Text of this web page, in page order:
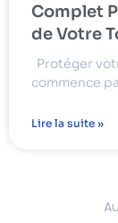
Complet
de Votre
Protéger
commence
Lire la suite »